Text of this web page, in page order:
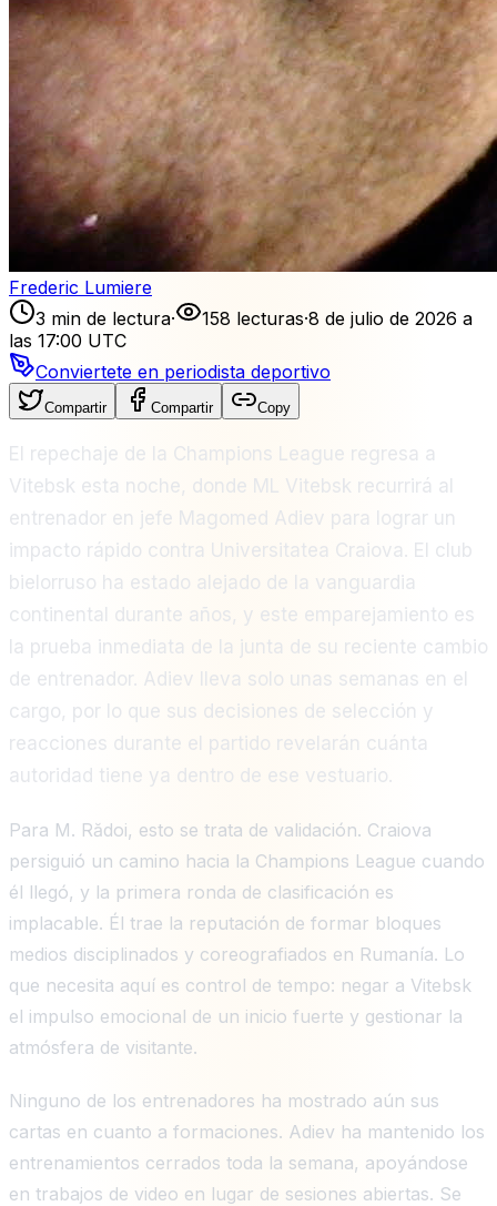
Frederic Lumiere
3 min de lectura· 158 lecturas·8 de julio de 2026 a
las 17:00 UTC
Conviertete en periodista deportivo
Compartir Compartir Copy
El repechaje de la Champions League regresa a
Vitebsk esta noche, donde ML Vitebsk recurrirá al
entrenador en jefe Magomed Adiev para lograr un
impacto rápido contra Universitatea Craiova. El club
bielorruso ha estado alejado de la vanguardia
continental durante años, y este emparejamiento es
la prueba inmediata de la junta de su reciente cambio
de entrenador. Adiev lleva solo unas semanas en el
cargo, por lo que sus decisiones de selección y
reacciones durante el partido revelarán cuánta
autoridad tiene ya dentro de ese vestuario.
Para M. Rădoi, esto se trata de validación. Craiova
persiguió un camino hacia la Champions League cuando
él llegó, y la primera ronda de clasificación es
implacable. Él trae la reputación de formar bloques
medios disciplinados y coreografiados en Rumanía. Lo
que necesita aquí es control de tempo: negar a Vitebsk
el impulso emocional de un inicio fuerte y gestionar la
atmósfera de visitante.
Ninguno de los entrenadores ha mostrado aún sus
cartas en cuanto a formaciones. Adiev ha mantenido los
entrenamientos cerrados toda la semana, apoyándose
en trabajos de video en lugar de sesiones abiertas. Se